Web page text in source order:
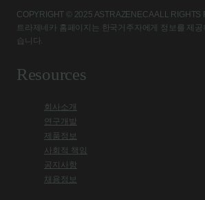
COPYRIGHT © 2025 ASTRAZENECA ALL RIGHTS
트라제네카 홈페이지는 한국거주자에게 정보를 제
습니다.
Resources
회사소개
연구개발
제품정보
사회적 책임
공지사항
채용정보